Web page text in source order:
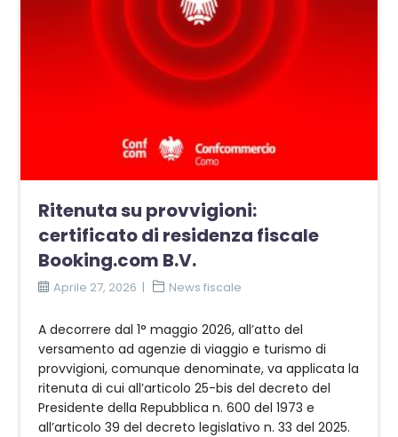
Ritenuta su provvigioni:
certificato di residenza fiscale
Booking.com B.V.
Aprile 27, 2026 News fiscale
A decorrere dal 1° maggio 2026, all’atto del
versamento ad agenzie di viaggio e turismo di
provvigioni, comunque denominate, va applicata la
ritenuta di cui all’articolo 25-bis del decreto del
Presidente della Repubblica n. 600 del 1973 e
all’articolo 39 del decreto legislativo n. 33 del 2025.